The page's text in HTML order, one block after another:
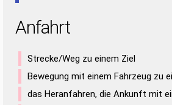
Anfahrt
Strecke/Weg zu einem Ziel
Bewegung mit einem Fahrzeug zu
das Heranfahren, die Ankunft mit